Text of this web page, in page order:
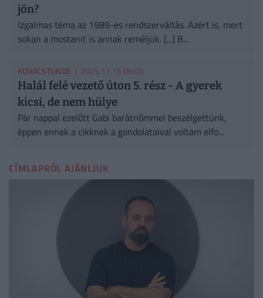
jön?
Izgalmas téma az 1989-es rendszerváltás. Azért is, mert
sokan a mostanit is annak reméljük. [...] B...
KOVACSTUNDE | 2025.11.15 08:00
Halál felé vezető úton 5. rész - A gyerek
kicsi, de nem hülye
Pár nappal ezelőtt Gabi barátnőmmel beszélgettünk,
éppen ennek a cikknek a gondolataival voltam elfo...
CÍMLAPRÓL AJÁNLJUK